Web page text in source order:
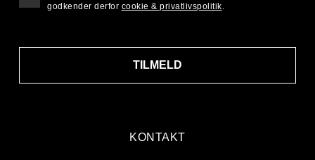
KONTAKT
TILMELD
godkender derfor cookie & privatlivspolitik.